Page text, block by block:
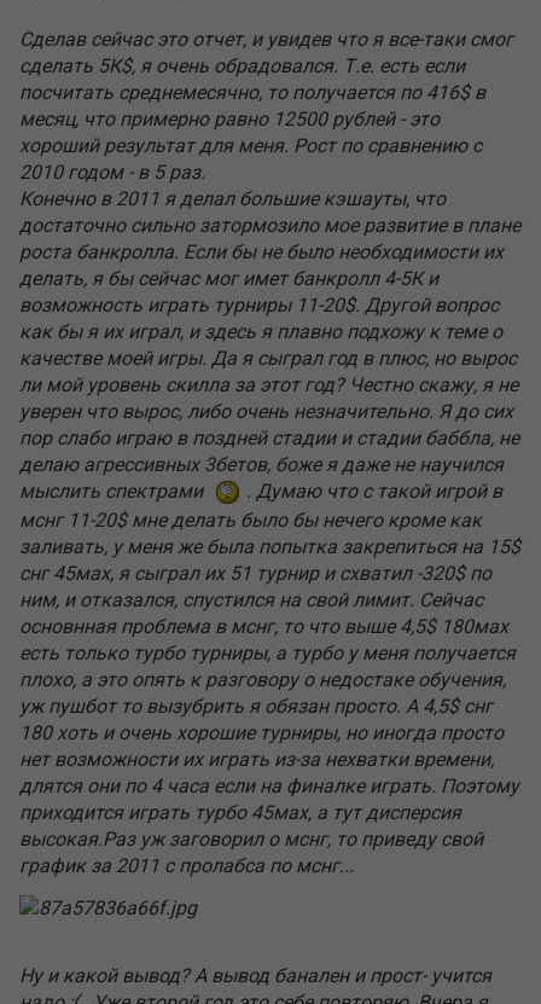
Сделав сейчас это отчет, и увидев что я все-таки смог
сделать 5К$, я очень обрадовался. Т.е. есть если
посчитать среднемесячно, то получается по 416$ в
месяц, что примерно равно 12500 рублей - это
хороший результат для меня. Рост по сравнению с
2010 годом - в 5 раз.
Конечно в 2011 я делал большие кэшауты, что
достаточно сильно затормозило мое развитие в плане
роста банкролла. Если бы не было необходимости их
делать, я бы сейчас мог имет банкролл 4-5К и
возможность играть турниры 11-20$. Другой вопрос
как бы я их играл, и здесь я плавно подхожу к теме о
качестве моей игры. Да я сыграл год в плюс, но вырос
ли мой уровень скилла за этот год? Честно скажу, я не
уверен что вырос, либо очень незначительно. Я до сих
пор слабо играю в поздней стадии и стадии баббла, не
делаю агрессивных 3бетов, боже я даже не научился
мыслить спектрами
. Думаю что с такой игрой в
мснг 11-20$ мне делать было бы нечего кроме как
заливать, у меня же была попытка закрепиться на 15$
снг 45мах, я сыграл их 51 турнир и схватил -320$ по
ним, и отказался, спустился на свой лимит. Сейчас
основнная проблема в мснг, то что выше 4,5$ 180мах
есть только турбо турниры, а турбо у меня получается
плохо, а это опять к разговору о недостаке обучения,
уж пушбот то вызубрить я обязан просто. А 4,5$ снг
180 хоть и очень хорошие турниры, но иногда просто
нет возможности их играть из-за нехватки времени,
длятся они по 4 часа если на финалке играть. Поэтому
приходится играть турбо 45мах, а тут дисперсия
высокая.Раз уж заговорил о мснг, то приведу свой
график за 2011 с пролабса по мснг...
Ну и какой вывод? А вывод банален и прост- учится